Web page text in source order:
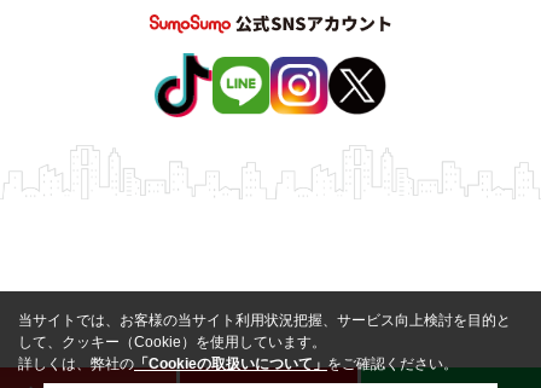
当サイトでは、お客様の当サイト利用状況把握、サービス向上検討を目的と
して、クッキー（Cookie）を使用しています。
詳しくは、弊社の 「Cookieの取扱いについて」 をご確認ください。